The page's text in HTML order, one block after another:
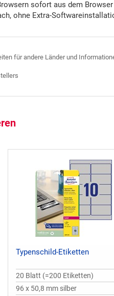
sofort aus dem Browser
ohne Extra-
für andere Länder und
Typenschild-Etiketten
20 Blatt (=200 Etiketten)
96 x 50,8 mm silber